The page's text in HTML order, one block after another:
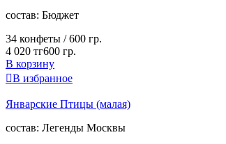
cостав: Бюджет
34 конфеты /600 гр.
4 020 тг600 гр.
В корзину
В избранное
Январские Птицы (малая)
cостав: Легенды Москвы